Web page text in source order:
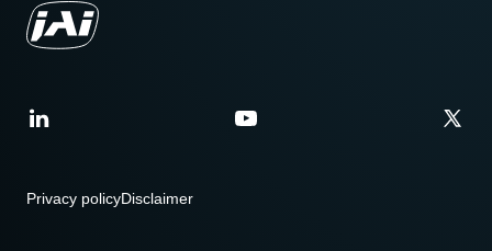
Privacy policyDisclaimer